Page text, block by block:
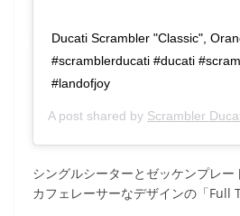
Ducati Scrambler "Classic",
#scramblerducati #ducati
#landofjoy
A post shared by Scrambler
シングルシーターとゼッケンプレ
カフェレーサーなデザインの「Full